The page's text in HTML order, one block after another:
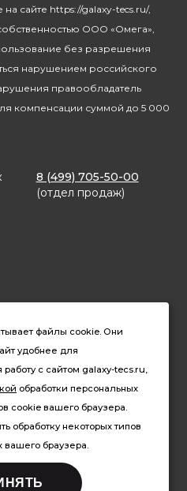
сайте https://galaxy-tecs.ru/,
ООО «Омега»,
без разрешения
нарушением российского
правообладатель
компенсации суммой до 5 000
8 (499) 705-50-00
(отдел продаж)
файлы cookie. Они
удобнее для
с сайтом galaxy-tecs.ru,
обработки персональных
cookie вашего браузера.
обработку некоторых типов
вашего браузера.